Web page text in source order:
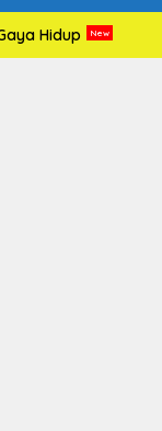
Hidup